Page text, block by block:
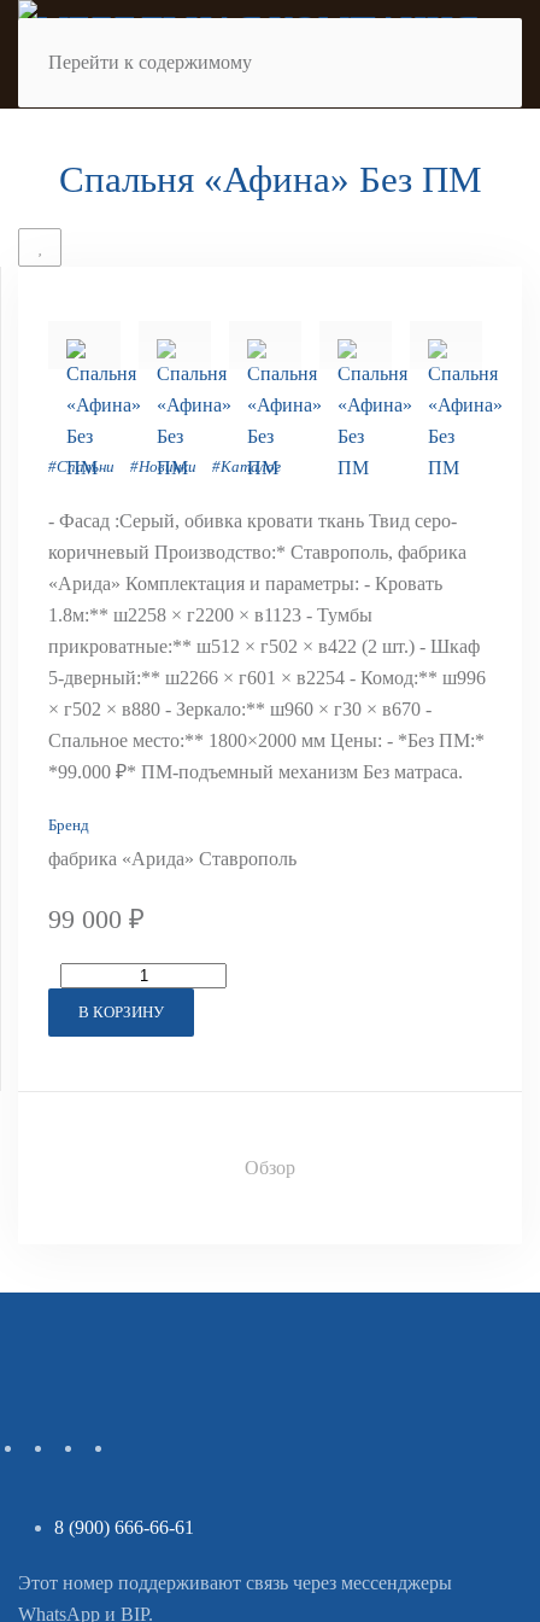
Перейти к содержимому
Спальня «Афина» Без ПМ
#Спальни #Новинки #Каталог
- Фасад :Серый, обивка кровати ткань Твид серо-
коричневый Производство:* Ставрополь, фабрика
«Арида» Комплектация и параметры: - Кровать
1.8м:** ш2258 × г2200 × в1123 - Тумбы
прикроватные:** ш512 × г502 × в422 (2 шт.) - Шкаф
5-дверный:** ш2266 × г601 × в2254 - Комод:** ш996
× г502 × в880 - Зеркало:** ш960 × г30 × в670 -
Спальное место:** 1800×2000 мм Цены: - *Без ПМ:*
*99.000 ₽* ПМ-подъемный механизм Без матраса.
Бренд
фабрика «Арида» Ставрополь
99 000 ₽
В КОРЗИНУ
Обзор
8 (900) 666-66-61
Этот номер поддерживают связь через мессенджеры
WhatsApp и BIP.